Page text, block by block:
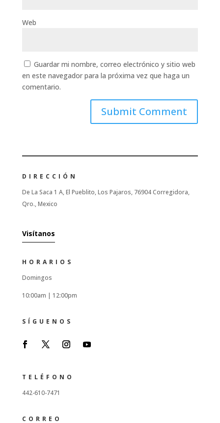
Web
Guardar mi nombre, correo electrónico y sitio web
en este navegador para la próxima vez que haga un
comentario.
DIRECCIÓN
De La Saca 1 A, El Pueblito, Los Pajaros, 76904 Corregidora,
Qro., Mexico
Visítanos
HORARIOS
Domingos
10:00am | 12:00pm
SÍGUENOS
TELÉFONO
442-610-7471
CORREO